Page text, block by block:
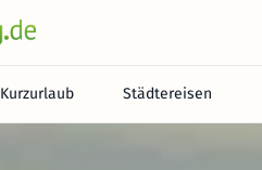
Kurzurlaub Städtereisen